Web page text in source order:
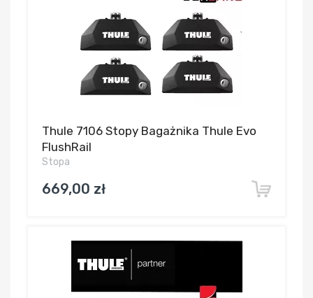
Thule 7106 Stopy Bagażnika Thule Evo
FlushRail
Stopa
669,00 zł